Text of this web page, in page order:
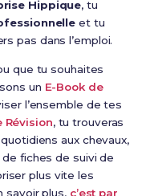
Hippique, tu
et tu
pas dans l’emploi.
que tu souhaites
un E-Book de
l’ensemble de tes
Révision, tu trouveras
aux chevaux,
fiches de suivi de
plus vite les
savoir plus, c’est par